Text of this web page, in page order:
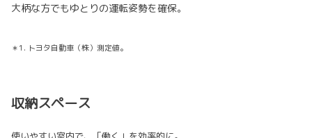
大柄な方でもゆとりの運転姿勢を確保。
＊1. トヨタ自動車（株）測定値。
収納スペース